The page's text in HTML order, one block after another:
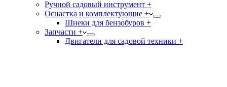
Ручной садовый инструмент +
Оснастка и комплектующие +
Шнеки для бензобуров +
Запчасти +
Двигатели для садовой техники +